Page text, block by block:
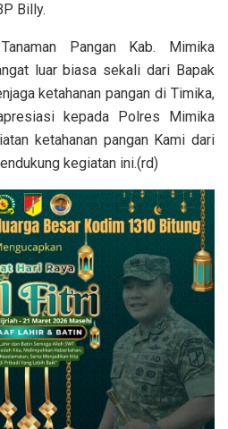
Billy.
Pangan Kab. Mimika
luar biasa sekali dari Bapak
ketahanan pangan di Timika,
kepada Polres Mimika
ketahanan pangan Kami dari
kegiatan ini.(rd)